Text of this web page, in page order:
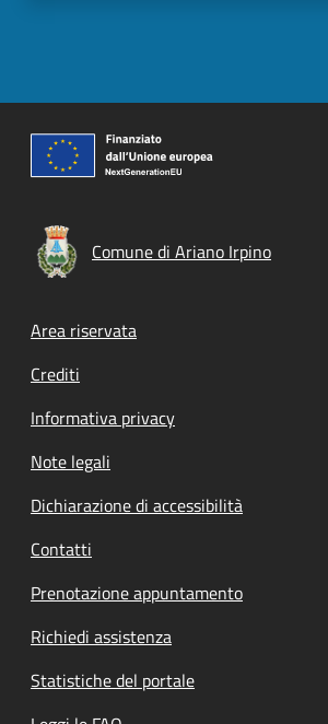
Comune di Ariano Irpino
Footer menu
Area riservata
Crediti
Informativa privacy
Note legali
Dichiarazione di accessibilità
Contatti
Prenotazione appuntamento
Richiedi assistenza
Statistiche del portale